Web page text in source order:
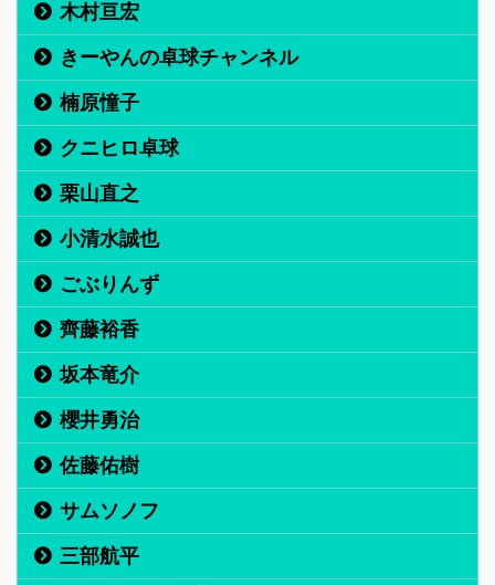
木村亘宏
きーやんの卓球チャンネル
楠原憧子
クニヒロ卓球
栗山直之
小清水誠也
ごぶりんず
齊藤裕香
坂本竜介
櫻井勇治
佐藤佑樹
サムソノフ
三部航平